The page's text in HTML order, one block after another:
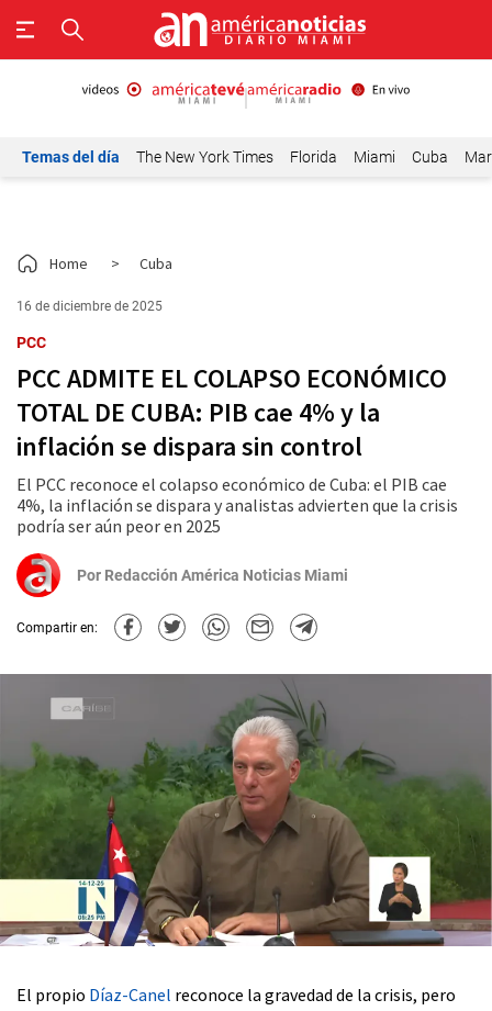
Temas del día The New York Times Florida Miami Cuba
Home > Cuba
16 de diciembre de 2025
PCC
PCC ADMITE EL COLAPSO ECONÓMICO
TOTAL DE CUBA: PIB cae 4% y la
inflación se dispara sin control
El PCC reconoce el colapso económico de Cuba: el PIB cae
4%, la inflación se dispara y analistas advierten que la crisis
podría ser aún peor en 2025
Por Redacción América Noticias Miami
Compartir en:
El propio Díaz-Canel reconoce la gravedad de la crisis, pero